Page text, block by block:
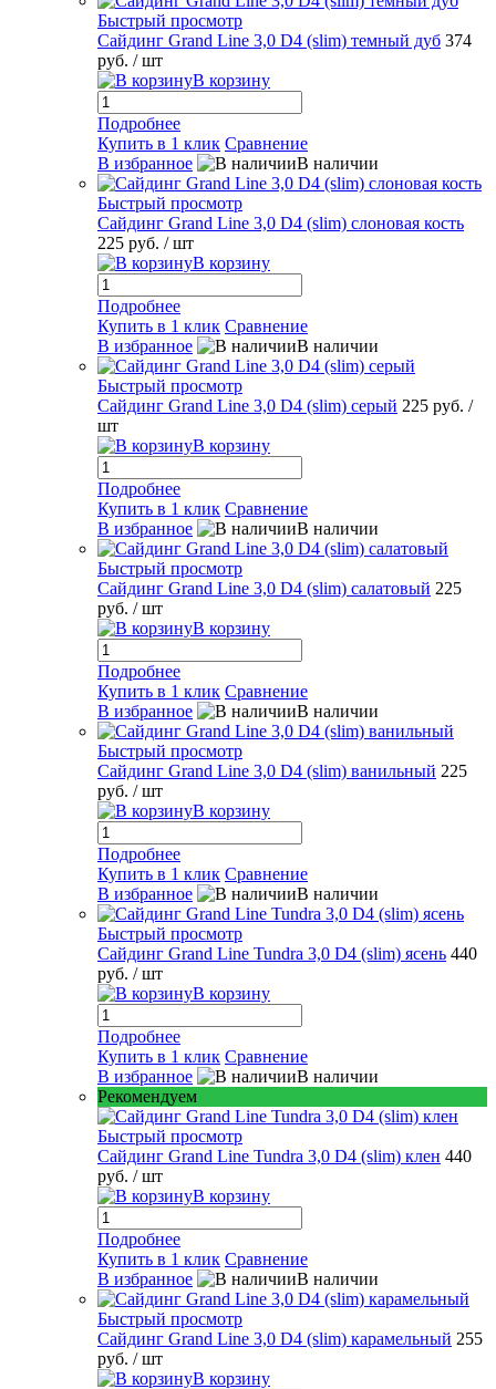
Быстрый просмотр
Сайдинг Grand Line 3,0 D4 (slim) темный дуб 374
руб. / шт
В корзину
Подробнее
Купить в 1 клик Сравнение
В избранное
В наличии
Быстрый просмотр
Сайдинг Grand Line 3,0 D4 (slim) слоновая кость
225 руб. / шт
В корзину
Подробнее
Купить в 1 клик Сравнение
В избранное
В наличии
Быстрый просмотр
Сайдинг Grand Line 3,0 D4 (slim) серый 225 руб. /
шт
В корзину
Подробнее
Купить в 1 клик Сравнение
В избранное
В наличии
Быстрый просмотр
Сайдинг Grand Line 3,0 D4 (slim) салатовый 225
руб. / шт
В корзину
Подробнее
Купить в 1 клик Сравнение
В избранное
В наличии
Быстрый просмотр
Сайдинг Grand Line 3,0 D4 (slim) ванильный 225
руб. / шт
В корзину
Подробнее
Купить в 1 клик Сравнение
В избранное
В наличии
Быстрый просмотр
Сайдинг Grand Line Tundra 3,0 D4 (slim) ясень 440
руб. / шт
В корзину
Подробнее
Купить в 1 клик Сравнение
В избранное
В наличии
Рекомендуем
Быстрый просмотр
Сайдинг Grand Line Tundra 3,0 D4 (slim) клен 440
руб. / шт
В корзину
Подробнее
Купить в 1 клик Сравнение
В избранное
В наличии
Быстрый просмотр
Сайдинг Grand Line 3,0 D4 (slim) карамельный 255
руб. / шт
В корзину